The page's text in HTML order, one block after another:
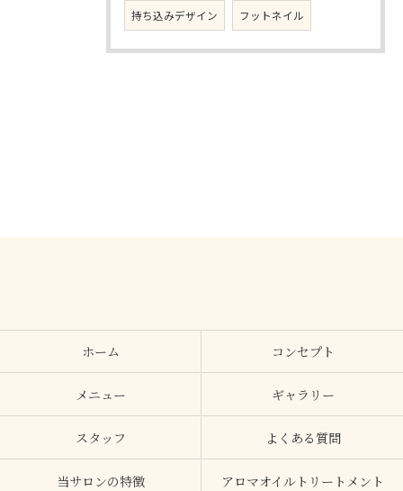
持ち込みデザイン フットネイル
ホーム コンセプト
メニュー ギャラリー
スタッフ よくある質問
当サロンの特徴 アロマオイルトリートメント